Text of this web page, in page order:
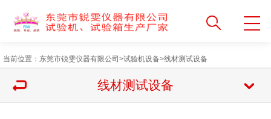
当前位置： 东莞市锐雯仪器有限公司 >试验机设备>线材测试设备
线材测试设备